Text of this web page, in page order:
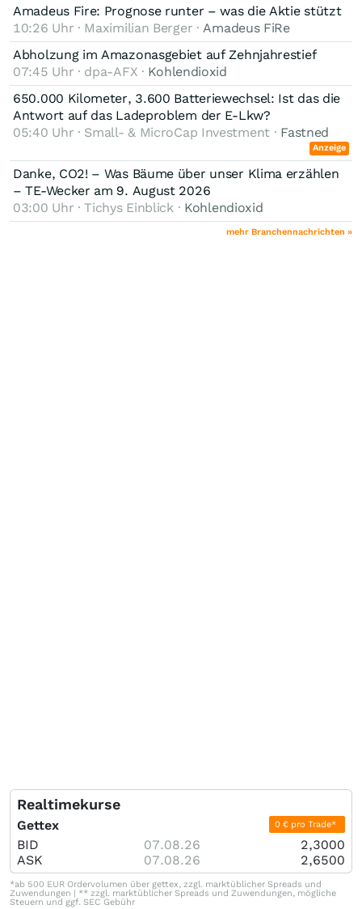
Amadeus Fire: Prognose runter – was die Aktie stützt
10:26 Uhr · Maximilian Berger · Amadeus FiRe
Abholzung im Amazonasgebiet auf Zehnjahrestief
07:45 Uhr · dpa-AFX · Kohlendioxid
650.000 Kilometer, 3.600 Batteriewechsel: Ist das die
Antwort auf das Ladeproblem der E-Lkw?
05:40 Uhr · Small- & MicroCap Investment · Fastned
Anzeige
Danke, CO2! – Was Bäume über unser Klima erzählen
– TE-Wecker am 9. August 2026
03:00 Uhr · Tichys Einblick · Kohlendioxid
mehr Branchennachrichten »
Realtimekurse
Gettex 0 € pro Trade*
BID 07.08.26
2,3000
ASK
07.08.26 2,6500
*ab 500 EUR Ordervolumen über gettex, zzgl. marktüblicher Spreads und
Zuwendungen | ** zzgl. marktüblicher Spreads und Zuwendungen, mögliche
Steuern und ggf. SEC Gebühr